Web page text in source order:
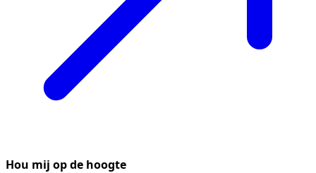
Hou mij op de hoogte